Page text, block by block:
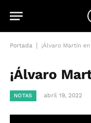
Portada ¡Álvaro Martín
¡Álvaro
NOTAS abril 19, 2022